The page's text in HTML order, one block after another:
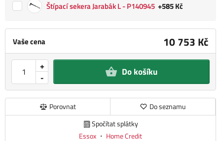
Vaše cena 10 753 Kč
-
+ Do košíku
Porovnat
Do seznamu
Spočítat splátky
Essox ・ Home Credit
Štípací sekera Jarabák L - P140945 +585 Kč